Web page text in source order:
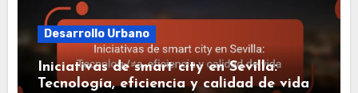
Desarrollo Urbano
Iniciativas de smart city en Sevilla:
Tecnología, eficiencia y calidad de vida